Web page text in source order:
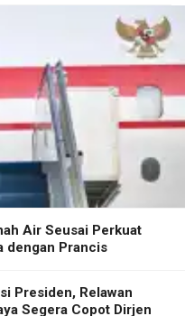
Air Seusai Perkuat
dengan Prancis
Presiden, Relawan
Segera Copot Dirjen